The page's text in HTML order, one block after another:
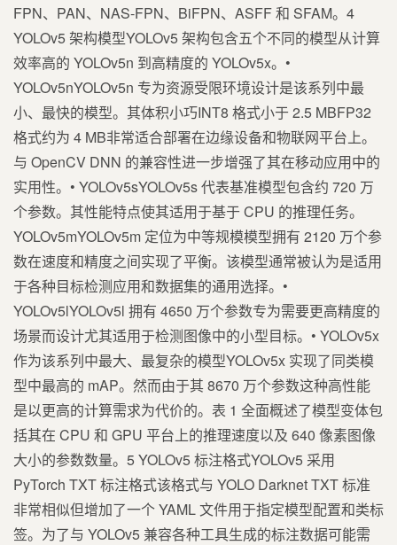
FPN、PAN、NAS-FPN、BiFPN、ASFF 和 SFAM。4
YOLOv5 架构模型YOLOv5 架构包含五个不同的模型从计算
效率高的 YOLOv5n 到高精度的 YOLOv5x。•
YOLOv5nYOLOv5n 专为资源受限环境设计是该系列中最
小、最快的模型。其体积小巧INT8 格式小于 2.5 MBFP32
格式约为 4 MB非常适合部署在边缘设备和物联网平台上。
与 OpenCV DNN 的兼容性进一步增强了其在移动应用中的
实用性。• YOLOv5sYOLOv5s 代表基准模型包含约 720 万
个参数。其性能特点使其适用于基于 CPU 的推理任务。
YOLOv5mYOLOv5m 定位为中等规模模型拥有 2120 万个参
数在速度和精度之间实现了平衡。该模型通常被认为是适用
于各种目标检测应用和数据集的通用选择。•
YOLOv5lYOLOv5l 拥有 4650 万个参数专为需要更高精度的
场景而设计尤其适用于检测图像中的小型目标。• YOLOv5x
作为该系列中最大、最复杂的模型YOLOv5x 实现了同类模
型中最高的 mAP。然而由于其 8670 万个参数这种高性能
是以更高的计算需求为代价的。表 1 全面概述了模型变体包
括其在 CPU 和 GPU 平台上的推理速度以及 640 像素图像
大小的参数数量。5 YOLOv5 标注格式YOLOv5 采用
PyTorch TXT 标注格式该格式与 YOLO Darknet TXT 标准
非常相似但增加了一个 YAML 文件用于指定模型配置和类标
签。为了与 YOLOv5 兼容各种工具生成的标注数据可能需